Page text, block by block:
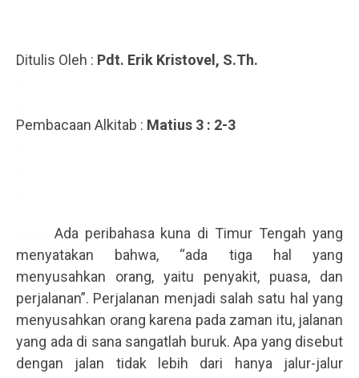
Ditulis Oleh : Pdt. Erik Kristovel, S.Th.
.
.
Pembacaan Alkitab : Matius 3 : 2-3
.
.
.
.
. . . . Ada peribahasa kuna di Timur Tengah yang
menyatakan bahwa, “ada tiga hal yang
menyusahkan orang, yaitu penyakit, puasa, dan
perjalanan”. Perjalanan menjadi salah satu hal yang
menyusahkan orang karena pada zaman itu, jalanan
yang ada di sana sangatlah buruk. Apa yang disebut
dengan jalan tidak lebih dari hanya jalur-jalur